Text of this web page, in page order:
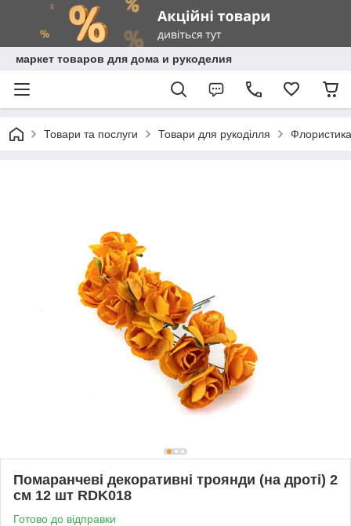
маркет товаров для дома и рукоделия
Товари та послуги Товари для рукоділля Флористика
Помаранчеві декоративні троянди (на дроті) 2
см 12 шт RDK018
Готово до відправки